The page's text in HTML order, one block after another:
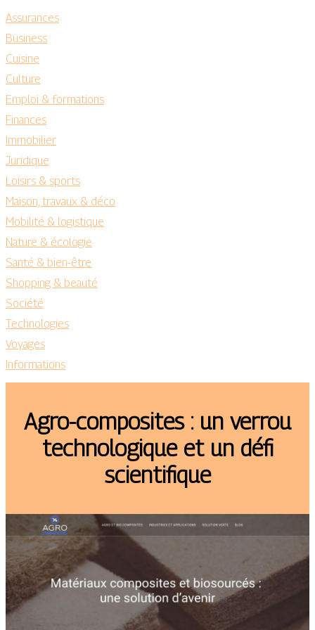
Assurances
Business
Cuisine
Culture
Emploi & formations
Finances
Immobilier
Juridique
Loisirs & sports
Maison, travaux & déco
Mobilité & logistique
Nature & écologie
Santé & bien-être
Shopping & beauté
Société
Technologies
Voyages
Informations
Agro-composites : un verrou
technologique et un défi
scientifique